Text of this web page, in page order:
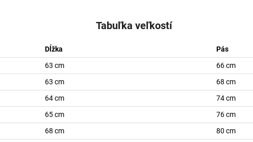
Tabuľka veľkostí
Dĺžka
Pás
63 cm
66 cm
63 cm
68 cm
64 cm
74 cm
65 cm
76 cm
68 cm
80 cm